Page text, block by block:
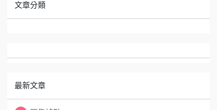
文章分類
最新文章